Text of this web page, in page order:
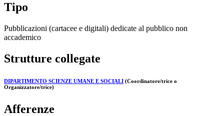
Tipo
Pubblicazioni (cartacee e digitali) dedicate al pubblico non
accademico
Strutture collegate
DIPARTIMENTO SCIENZE UMANE E SOCIALI (Coordinatore/trice o
Organizzatore/trice)
Afferenze